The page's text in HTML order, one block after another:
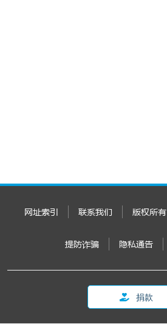
网址索引 联系我们 版权所有
提防诈骗 隐私通告
捐款